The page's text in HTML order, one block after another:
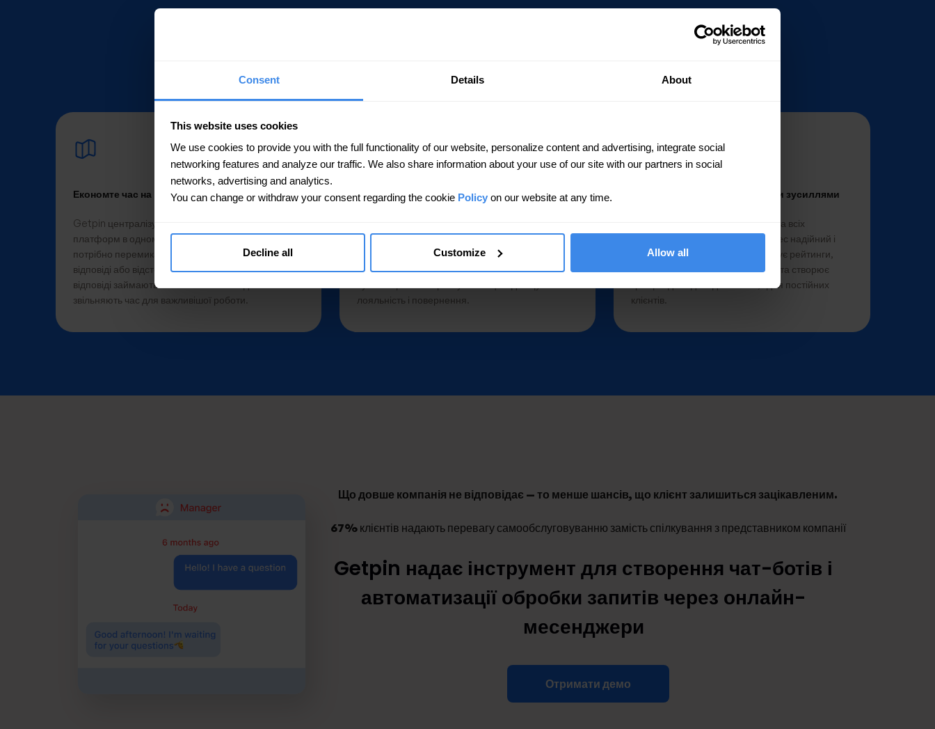
Consent Details About
This website uses cookies
We use cookies to provide you with the full functionality of our website, personalize content and advertising, integrate social
networking features and analyze our traffic. We also share information about your use of our site with our partners in social
networks, advertising and analytics.
You can change or withdraw your consent regarding the cookie Policyon our website at any time.
Decline all Customize Allow all
ШІ, що обробляє відгуки цілодобово
Економте час на кожному відгуку
Getpin централізує фідбек з усіх локацій і
платформ в одному місці — команді більше не
потрібно перемикатися між акаунтами, копіювати
відповіді або відстежувати все в таблицях. Рутинні
відповіді займають хвилини замість годин — і
звільняють час для важливішої роботи.
Жодного важливого відгуку поза увагою
структурованій черзі — ви швидко помічаєте
термінові коментарі та реагуєте до того, як
проблема загостриться. Клієнти бачать, що їх
лояльність і повернення.
Сильніша репутація з меншими зусиллями
Послідовні й своєчасні відповіді на всіх
майданчиках показують, що бізнес надійний і
клієнтоорієнтований. Це покращує рейтинги,
зміцнює позиції бренду в пошуку та створює
кращий досвід — і для нових, і для постійних
клієнтів.
Що довше компанія не відповідає — то менше шансів, що клієнт залишиться зацікавленим.
67%клієнтів надають перевагу самообслуговуванню замість спілкування з представником компанії​
Getpin надає інструмент для створення чат-ботів і
автоматизації обробки запитів через онлайн-
месенджери
Отримати демо